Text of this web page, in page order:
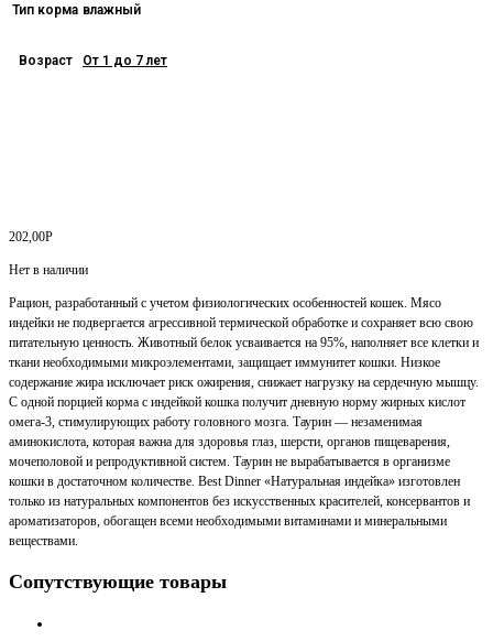
Тип корма влажный
Возраст От 1 до 7 лет
202,00Р
Нет в наличии
Рацион, разработанный с учетом физиологических особенностей кошек. Мясо
индейки не подвергается агрессивной термической обработке и сохраняет всю свою
питательную ценность. Животный белок усваивается на 95%, наполняет все клетки и
ткани необходимыми микроэлементами, защищает иммунитет кошки. Низкое
содержание жира исключает риск ожирения, снижает нагрузку на сердечную мышцу.
С одной порцией корма с индейкой кошка получит дневную норму жирных кислот
омега-3, стимулирующих работу головного мозга. Таурин — незаменимая
аминокислота, которая важна для здоровья глаз, шерсти, органов пищеварения,
мочеполовой и репродуктивной систем. Таурин не вырабатывается в организме
кошки в достаточном количестве. Best Dinner «Натуральная индейка» изготовлен
только из натуральных компонентов без искусственных красителей, консервантов и
ароматизаторов, обогащен всеми необходимыми витаминами и минеральными
веществами.
Сопутствующие товары